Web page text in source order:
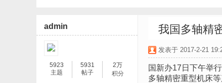
admin
5923
主题
5931
帖子
2万
积分
我国多轴精
发表于 2017-2-21
国新办17日下午举
多轴精密重型机床